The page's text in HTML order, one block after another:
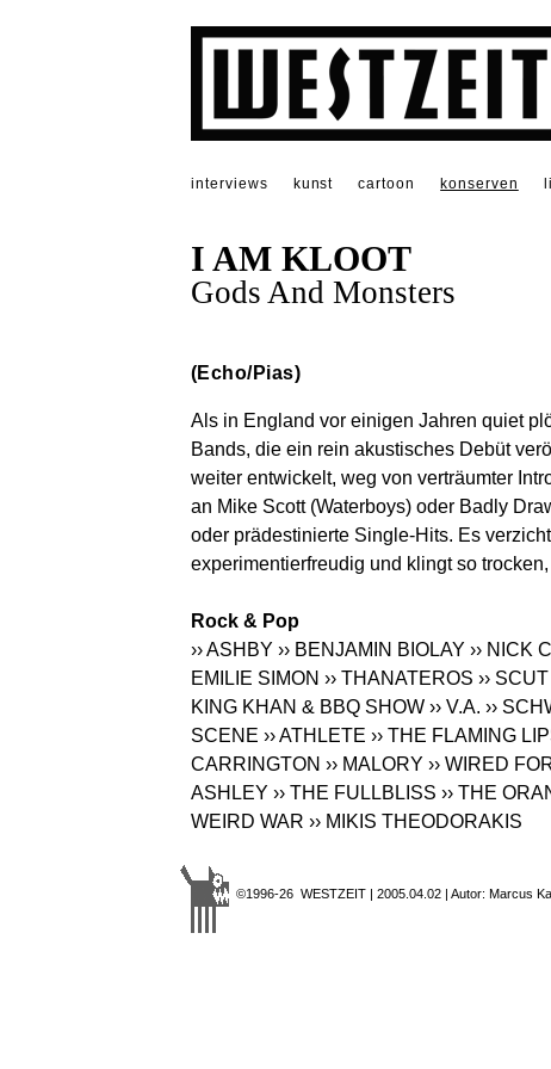
interviews kunst cartoon konserven
I AM KLOOT
Gods And Monsters
(Echo/Pias)
Als in England vor einigen Jahren quiet
Bands, die ein rein akustisches Debüt
weiter entwickelt, weg von verträumter
an Mike Scott (Waterboys) oder Badly
oder prädestinierte Single-Hits. Es
experimentierfreudig und klingt so
Rock & Pop
›› ASHBY ›› BENJAMIN BIOLAY ›› NICK
EMILIE SIMON ›› THANATEROS ›› SCUT
KING KHAN & BBQ SHOW ›› V.A. ››
SCENE ›› ATHLETE ›› THE FLAMING
CARRINGTON ›› MALORY ›› WIRED
ASHLEY ›› THE FULLBLISS ›› THE
WEIRD WAR ›› MIKIS THEODORAKIS
©1996-26 WESTZEIT | 2005.04.02 | Autor: Marcus